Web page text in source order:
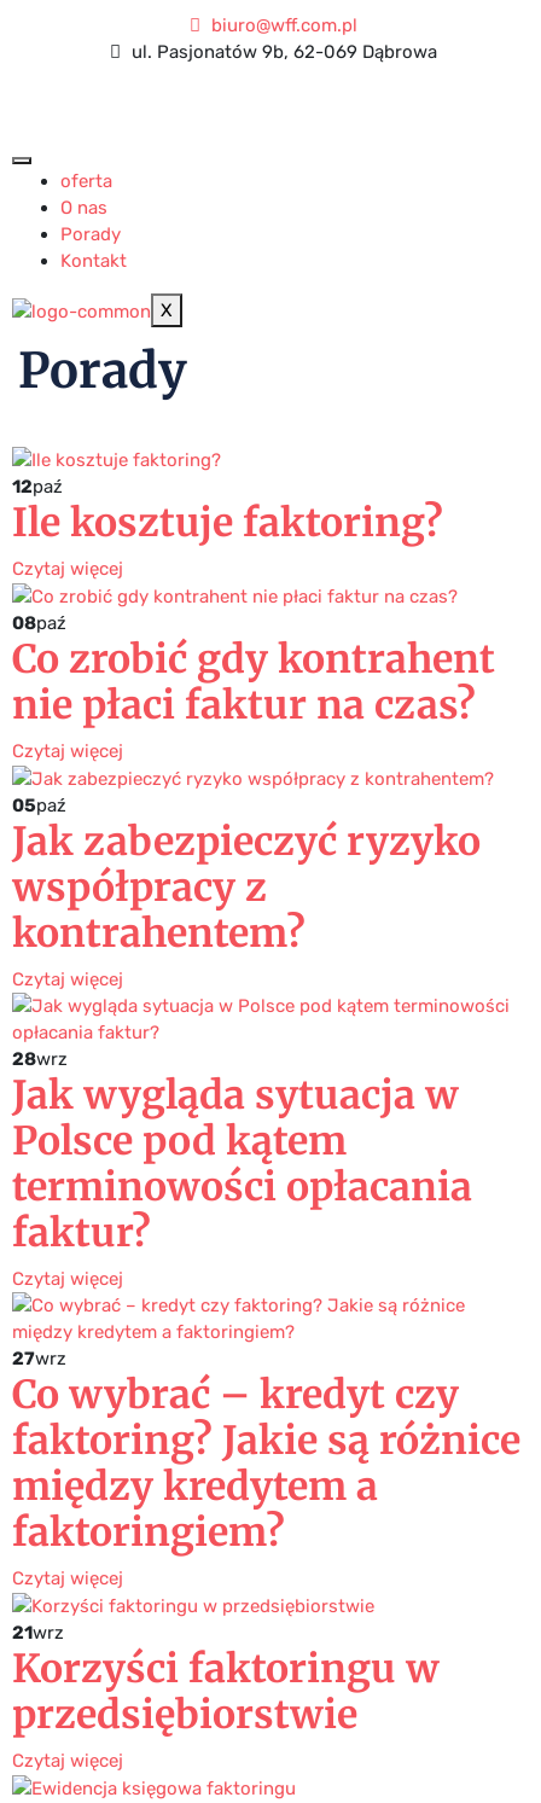
biuro@wff.com.pl
ul. Pasjonatów 9b, 62-069 Dąbrowa
oferta
O nas
Porady
Kontakt
X
Porady
12paź
Ile kosztuje faktoring?
Czytaj więcej
08paź
Co zrobić gdy kontrahent
nie płaci faktur na czas?
Czytaj więcej
05paź
Jak zabezpieczyć ryzyko
współpracy z
kontrahentem?
Czytaj więcej
28wrz
Jak wygląda sytuacja w
Polsce pod kątem
terminowości opłacania
faktur?
Czytaj więcej
27wrz
Co wybrać – kredyt czy
faktoring? Jakie są różnice
między kredytem a
faktoringiem?
Czytaj więcej
21wrz
Korzyści faktoringu w
przedsiębiorstwie
Czytaj więcej